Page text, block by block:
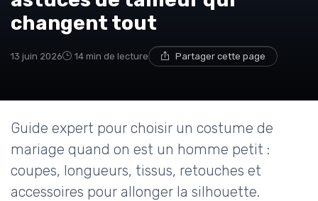
changent tout
13 juin 2026 14 min de lecture Partager cette page
Guide expert pour choisir un costume de
mariage quand on est un homme petit :
coupes, longueurs, tissus, retouches et
accessoires pour allonger la silhouette.